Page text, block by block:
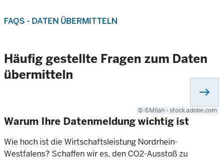
FAQS - DATEN ÜBERMITTELN
Häufig gestellte Fragen zum Daten
übermitteln
© ©Milan - stock.adobe.com
east
Warum Ihre Datenmeldung wichtig ist
Wie hoch ist die Wirtschaftsleistung Nordrhein-
Westfalens? Schaffen wir es, den CO2-Ausstoß zu